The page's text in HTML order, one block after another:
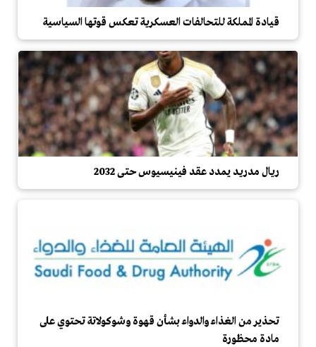
قيادة المملكة للتحالفات العسكرية تعكس قوتها السياسية
ريال مدريد يمدد عقد فينيسيوس حتى 2032
تحذير من الغذاء والدواء بشأن قهوة وشوكولاتة تحتوي على
مادة محظورة